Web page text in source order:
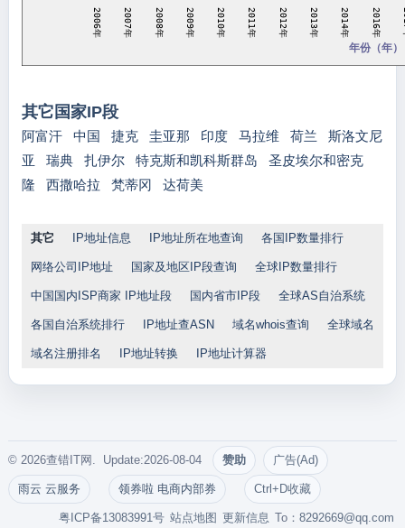
2006年 2007年 2008年 2009年 2010年 2011年 2012年 2013年 2014年 2016年
年份（年）
其它国家IP段
阿富汗 中国 捷克 圭亚那 印度 马拉维 荷兰
斯洛文尼
亚
瑞典 扎伊尔 特克斯和凯科斯群岛
圣皮埃尔和密克
隆
西撒哈拉 梵蒂冈 达荷美
其它 IP地址信息 IP地址所在地查询 各国IP数量排行
网络公司IP地址 国家及地区IP段查询 全球IP数量排行
中国国内ISP商家 IP地址段 国内省市IP段 全球AS自治系统
各国自治系统排行 IP地址查ASN 域名whois查询 全球域名
域名注册排名 IP地址转换 IP地址计算器
© 2026查错IT网. Update:2026-08-04 赞助 广告(Ad)
雨云 云服务 领券啦 电商内部券 Ctrl+D收藏
To：8292669@qq.com
更新信息
站点地图
粤ICP备13083991号